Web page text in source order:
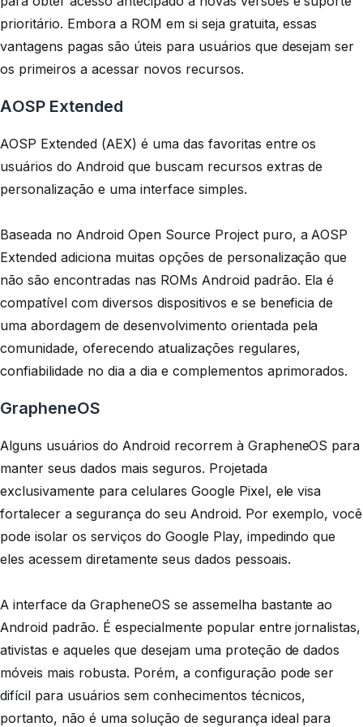
prioritário. Embora a ROM em si seja gratuita, essas
vantagens pagas são úteis para usuários que desejam ser
os primeiros a acessar novos recursos.
AOSP Extended
AOSP Extended (AEX) é uma das favoritas entre os
usuários do Android que buscam recursos extras de
personalização e uma interface simples.
Baseada no Android Open Source Project puro, a AOSP
Extended adiciona muitas opções de personalização que
não são encontradas nas ROMs Android padrão. Ela é
compatível com diversos dispositivos e se beneficia de
uma abordagem de desenvolvimento orientada pela
comunidade, oferecendo atualizações regulares,
confiabilidade no dia a dia e complementos aprimorados.
GrapheneOS
Alguns usuários do Android recorrem à GrapheneOS para
manter seus dados mais seguros. Projetada
exclusivamente para celulares Google Pixel, ele visa
fortalecer a segurança do seu Android. Por exemplo, você
pode isolar os serviços do Google Play, impedindo que
eles acessem diretamente seus dados pessoais.
A interface da GrapheneOS se assemelha bastante ao
Android padrão. É especialmente popular entre jornalistas,
ativistas e aqueles que desejam uma proteção de dados
móveis mais robusta. Porém, a configuração pode ser
difícil para usuários sem conhecimentos técnicos,
portanto, não é uma solução de segurança ideal para